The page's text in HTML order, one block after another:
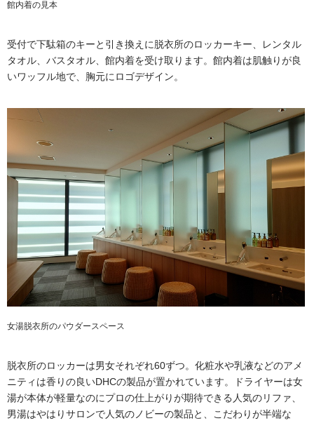
館内着の見本
受付で下駄箱のキーと引き換えに脱衣所のロッカーキー、レンタル
タオル、バスタオル、館内着を受け取ります。館内着は肌触りが良
いワッフル地で、胸元にロゴデザイン。
女湯脱衣所のパウダースペース
脱衣所のロッカーは男女それぞれ60ずつ。化粧水や乳液などのアメ
ニティは香りの良いDHCの製品が置かれています。ドライヤーは女
湯が本体が軽量なのにプロの仕上がりが期待できる人気のリファ、
男湯はやはりサロンで人気のノビーの製品と、こだわりが半端な